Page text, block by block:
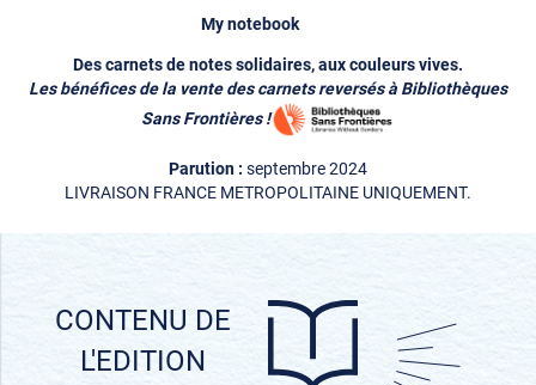
My notebook
Des carnets de notes solidaires, aux couleurs vives.
Les bénéfices de la vente des carnets reversés à Bibliothèques
Sans Frontières !
septembre 2024
LIVRAISON FRANCE METROPOLITAINE UNIQUEMENT.
CONTENU DE
L'EDITION